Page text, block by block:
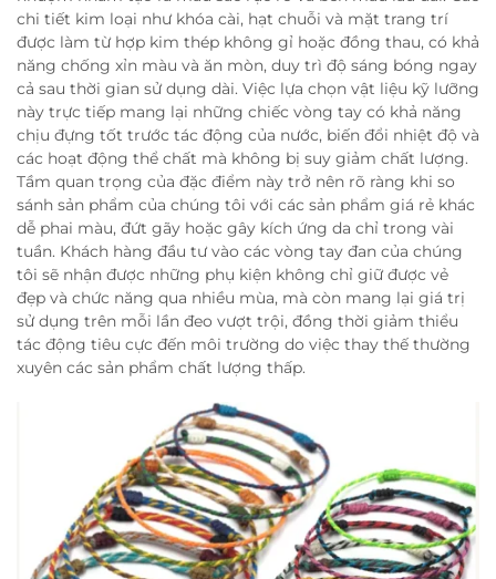
chi tiết kim loại như khóa cài, hạt chuỗi và mặt trang trí
được làm từ hợp kim thép không gỉ hoặc đồng thau, có khả
năng chống xỉn màu và ăn mòn, duy trì độ sáng bóng ngay
cả sau thời gian sử dụng dài. Việc lựa chọn vật liệu kỹ lưỡng
này trực tiếp mang lại những chiếc vòng tay có khả năng
chịu đựng tốt trước tác động của nước, biến đổi nhiệt độ và
các hoạt động thể chất mà không bị suy giảm chất lượng.
Tầm quan trọng của đặc điểm này trở nên rõ ràng khi so
sánh sản phẩm của chúng tôi với các sản phẩm giá rẻ khác
dễ phai màu, đứt gãy hoặc gây kích ứng da chỉ trong vài
tuần. Khách hàng đầu tư vào các vòng tay đan của chúng
tôi sẽ nhận được những phụ kiện không chỉ giữ được vẻ
đẹp và chức năng qua nhiều mùa, mà còn mang lại giá trị
sử dụng trên mỗi lần đeo vượt trội, đồng thời giảm thiểu
tác động tiêu cực đến môi trường do việc thay thế thường
xuyên các sản phẩm chất lượng thấp.